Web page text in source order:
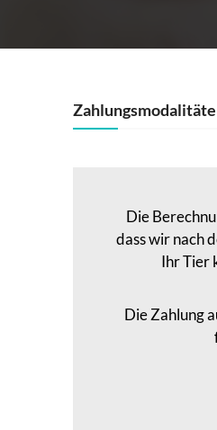
Die
dass wir nach
Ihr Tier
Die Zahlung